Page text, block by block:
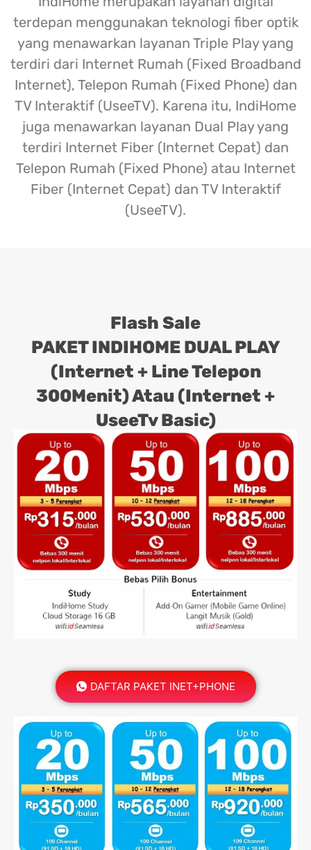
terdepan menggunakan teknologi fiber optik
yang menawarkan layanan Triple Play yang
terdiri dari Internet Rumah (Fixed Broadband
Internet), Telepon Rumah (Fixed Phone) dan
TV Interaktif (UseeTV). Karena itu, IndiHome
juga menawarkan layanan Dual Play yang
terdiri Internet Fiber (Internet Cepat) dan
Telepon Rumah (Fixed Phone) atau Internet
Fiber (Internet Cepat) dan TV Interaktif
(UseeTV).
Flash Sale
PAKET INDIHOME DUAL PLAY
(Internet + Line Telepon
300Menit) Atau (Internet +
UseeTv Basic)
DAFTAR PAKET INET+PHONE